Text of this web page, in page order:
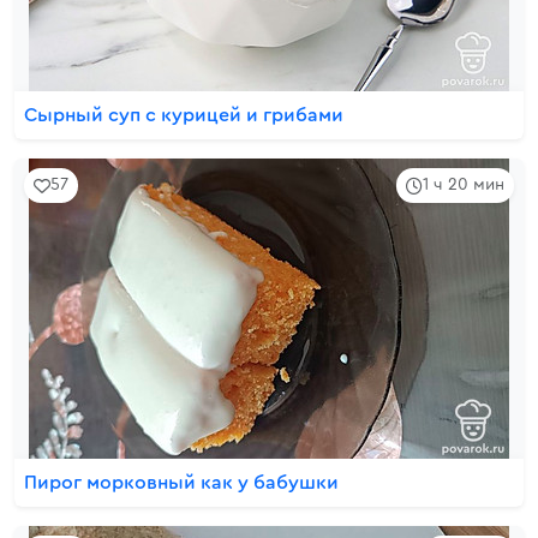
Сырный суп с курицей и грибами
1 ч 20 мин
57
Пирог морковный как у бабушки